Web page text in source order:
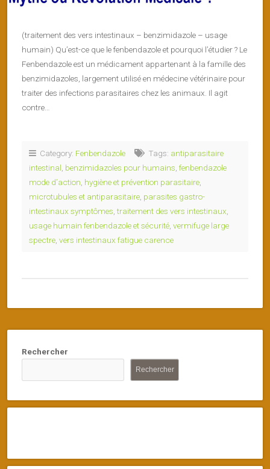
(traitement des vers intestinaux – benzimidazole – usage
humain) Qu’est-ce que le fenbendazole et pourquoi l’étudier ? Le
Fenbendazole est un médicament appartenant à la famille des
benzimidazoles, largement utilisé en médecine vétérinaire pour
traiter des infections parasitaires chez les animaux. Il agit
contre…
Category: Fenbendazole Tags: antiparasitaire
intestinal benzimidazoles pour humains fenbendazole
mode d’action hygiène et prévention parasitaire
microtubules et antiparasitaire parasites gastro-
intestinaux symptômes ,traitement des vers intestinaux
usage humain fenbendazole et sécurité vermifuge large
spectre vers intestinaux fatigue carence
Rechercher
Rechercher